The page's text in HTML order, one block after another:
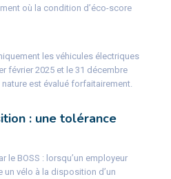
où la condition d’éco-score
les véhicules électriques
février 2025 et le 31 décembre
est évalué forfaitairement.
: une tolérance
le BOSS : lorsqu’un employeur
un vélo à la disposition d’un